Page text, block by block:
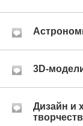
3D-
Дизайн и